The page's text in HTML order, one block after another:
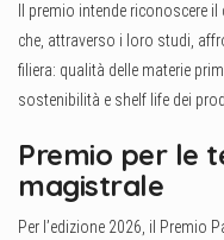
Il premio intende riconoscere
che, attraverso i loro studi,
filiera: qualità delle materie
sostenibilità e shelf life dei
Premio per le
magistrale
Per l’edizione 2026, il Premio